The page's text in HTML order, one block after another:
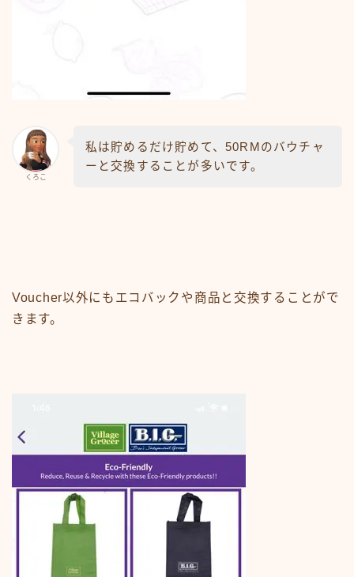
くろこ
私は貯めるだけ貯めて、50RMのバウチャ
ーと交換することが多いです。
Voucher以外にもエコバックや商品と交換することがで
きます。